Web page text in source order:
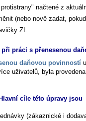
načtené z
(nebo nově zadat,
ZL
při práci s přenesenou
daňovou povinností
uživatelů, byla
cíle této úpravy jsou
(zákaznické i